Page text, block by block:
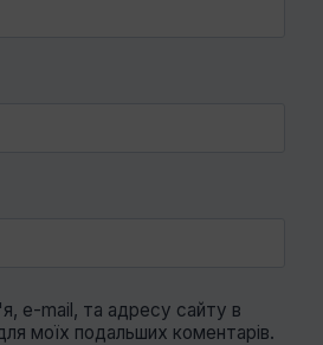
e-mail, та адресу сайту в
моїх подальших коментарів.